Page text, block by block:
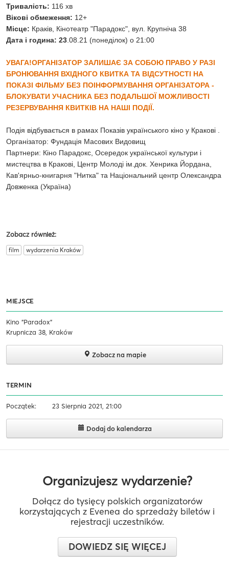
Тривалість: 116 хв
Вікові обмеження: 12+
Місце: Краків, Кінотеатр "Парадокс", вул. Крупніча 38
Дата і година: 23.08.21 (понеділок) о 21:00
УВАГА!ОРГАНІЗАТОР ЗАЛИШАЄ ЗА СОБОЮ ПРАВО У РАЗІ
БРОНЮВАННЯ ВХІДНОГО КВИТКА ТА ВІДСУТНОСТІ НА
ПОКАЗІ ФІЛЬМУ БЕЗ ПОІНФОРМУВАННЯ ОРГАНІЗАТОРА -
БЛОКУВАТИ УЧАСНИКА БЕЗ ПОДАЛЬШОЇ МОЖЛИВОСТІ
РЕЗЕРВУВАННЯ КВИТКІВ НА НАШІ ПОДІЇ.
Подія відбувається в рамах Показів українського кіно у Кракові .
Організатор: Фундація Масових Видовищ
Партнери: Кіно Парадокс, Осередок української культури і
мистецтва в Кракові, Центр Молоді ім.док. Хенрика Йордана,
Кав'ярньо-книгарня "Нитка" та Національний центр Олександра
Довженка (Україна)
Zobacz również:
film wydarzenia Kraków
MIEJSCE
Kino "Paradox"
Krupnicza 38, Kraków
Zobacz na mapie
TERMIN
Początek: 23 Sierpnia 2021, 21:00
Dodaj do kalendarza
Organizujesz wydarzenie?
Dołącz do tysięcy polskich organizatorów
korzystających z Evenea do sprzedaży biletów i
rejestracji uczestników.
DOWIEDZ SIĘ WIĘCEJ